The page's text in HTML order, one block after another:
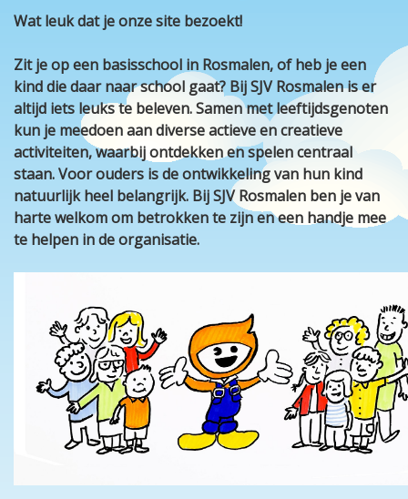
Wat leuk dat je onze site bezoekt!
Zit je op een basisschool in Rosmalen, of heb je een
kind die daar naar school gaat? Bij SJV Rosmalen is er
altijd iets leuks te beleven. Samen met leeftijdsgenoten
kun je meedoen aan diverse actieve en creatieve
activiteiten, waarbij ontdekken en spelen centraal
staan. Voor ouders is de ontwikkeling van hun kind
natuurlijk heel belangrijk. Bij SJV Rosmalen ben je van
harte welkom om betrokken te zijn en een handje mee
te helpen in de organisatie.